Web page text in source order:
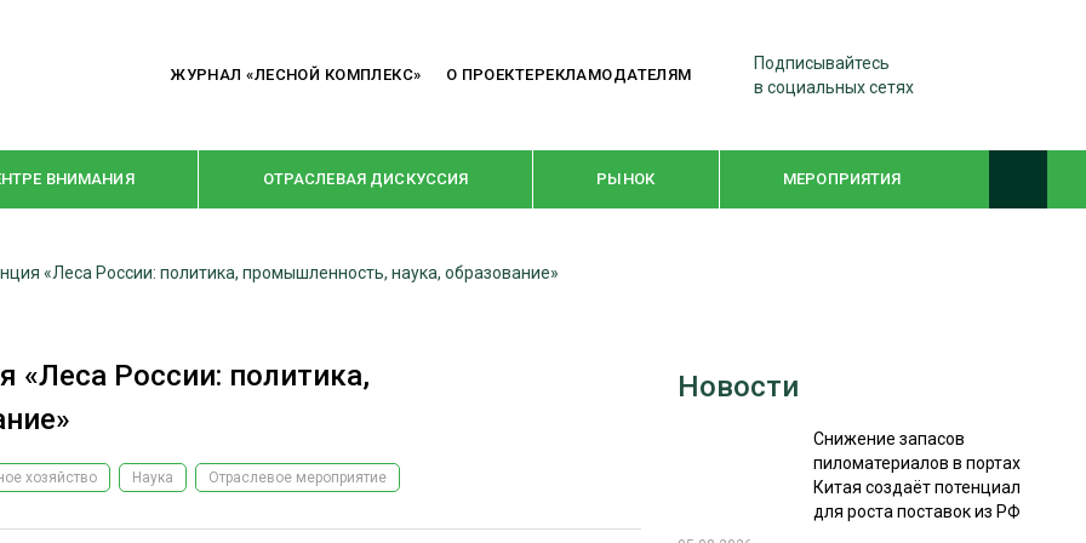
ЖУРНАЛ «ЛЕСНОЙ КОМПЛЕКС» О ПРОЕКТЕРЕКЛАМОДАТЕЛЯМ
Подписывайтесь
в социальных сетях
ВНИМАНИЯ ОТРАСЛЕВАЯ ДИСКУССИЯ РЫНОК МЕРОПРИЯТИЯ
ДОМОСТРОЕНИЕ
РУБРИКИ
КРУПНЫМ ПЛАНОМ
В ЦЕНТРЕ ВНИМАНИЯ
WOODEX-2021
СУШКА ДРЕВЕСИНЫ
«Леса России: политика, промышленность, наука, образование»
«Леса России: политика,
хозяйство Наука Отраслевое мероприятие
Новости
Снижение запасов
пиломатериалов в портах
Китая создаёт потенциал
для роста поставок из РФ